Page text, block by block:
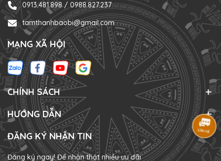
0913.481.898 / 0988.827.237
tamthanhbaobi@gmail.com
MẠNG XÃ HỘI
CHÍNH SÁCH
HƯỚNG DẪN
ĐĂNG KÝ NHẬN TIN
Đăng ký ngay! Để nhận thật nhiều ưu đãi